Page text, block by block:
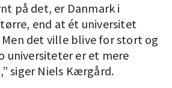
på det, er Danmark i
end at ét universitet
det ville blive for stort og
universiteter er et mere
siger Niels Kærgård.